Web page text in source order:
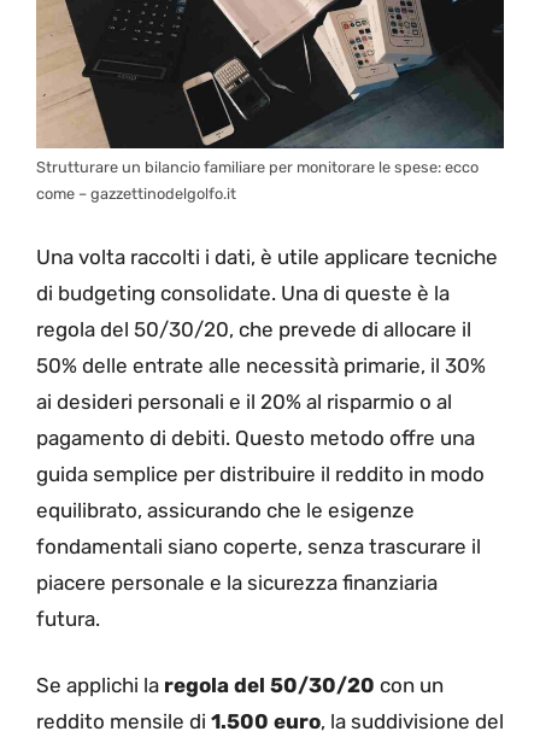
Strutturare un bilancio familiare per monitorare le spese: ecco
come – gazzettinodelgolfo.it
Una volta raccolti i dati, è utile applicare tecniche
di budgeting consolidate. Una di queste è la
regola del 50/30/20, che prevede di allocare il
50% delle entrate alle necessità primarie, il 30%
ai desideri personali e il 20% al risparmio o al
pagamento di debiti. Questo metodo offre una
guida semplice per distribuire il reddito in modo
equilibrato, assicurando che le esigenze
fondamentali siano coperte, senza trascurare il
piacere personale e la sicurezza finanziaria
futura.
Se applichi la regola del 50/30/20 con un
reddito mensile di 1.500 euro, la suddivisione del